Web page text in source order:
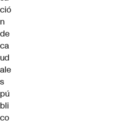
ció
n
de
ca
ud
ale
s
pú
bli
co